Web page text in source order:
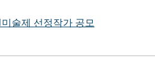
술제 선정작가 공모